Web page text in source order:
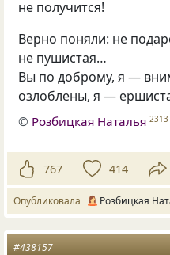
не получится!
Верно поняли: не
не пушистая…
Вы по доброму, я —
озлоблены, я —
© Розбицкая Наталья 2313
767 414
Опубликовала Розбицкая
#438157